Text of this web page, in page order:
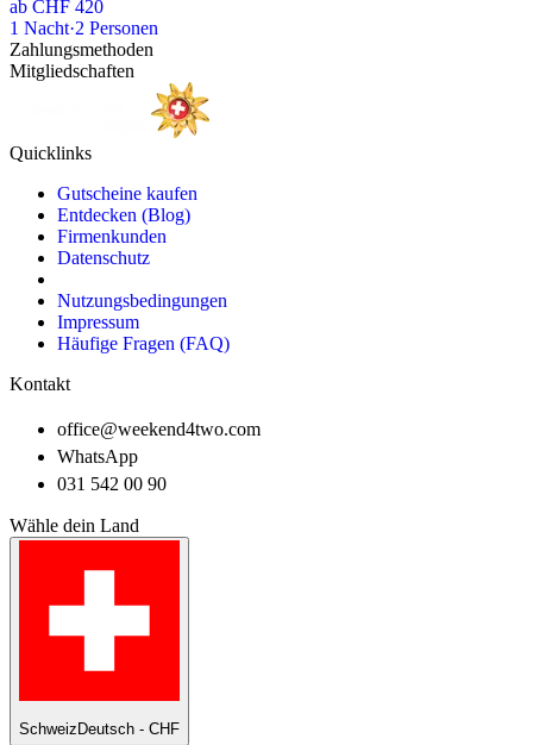
ab CHF 420
1 Nacht·2 Personen
Zahlungsmethoden
Mitgliedschaften
Quicklinks
Gutscheine kaufen
Entdecken (Blog)
Firmenkunden
Datenschutz
Nutzungsbedingungen
Impressum
Häufige Fragen (FAQ)
Kontakt
office@weekend4two.com
WhatsApp
031 542 00 90
Wähle dein Land
Schweiz Deutsch - CHF